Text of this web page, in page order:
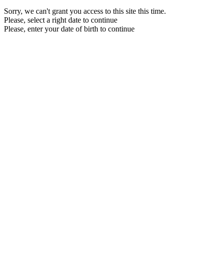
Sorry, we can't grant you access to this site this time.
Please, select a right date to continue
Please, enter your date of birth to continue